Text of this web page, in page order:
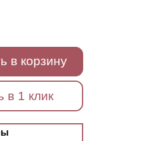
в корзину
в 1 клик